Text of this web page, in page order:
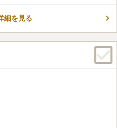
持つ願寿寺が行うので管理が行き届
で、お墓参りの前にお供え物、お花
細を見る